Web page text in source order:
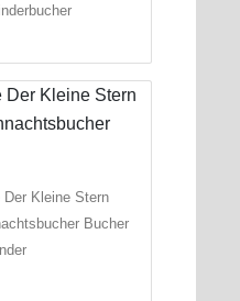
Kleine Stern
Bucher